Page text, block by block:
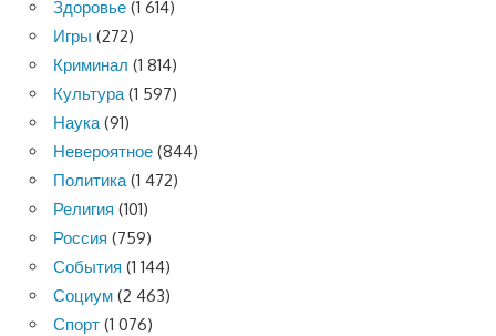
Здоровье (1 614)
Игры (272)
Криминал (1 814)
Культура (1 597)
Наука (91)
Невероятное (844)
Политика (1 472)
Религия (101)
Россия (759)
События (1 144)
Социум (2 463)
Спорт (1 076)